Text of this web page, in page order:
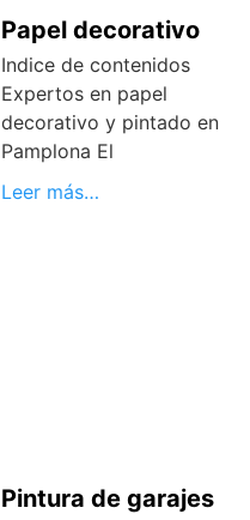
Papel decorativo
Indice de contenidos
Expertos en papel
decorativo y pintado en
Pamplona El
Leer más…
Pintura de garajes